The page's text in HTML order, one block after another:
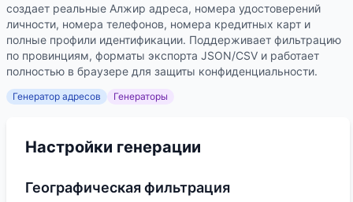
создает реальные Алжир адреса, номера удостоверений
личности, номера телефонов, номера кредитных карт и
полные профили идентификации. Поддерживает фильтрацию
по провинциям, форматы экспорта JSON/CSV и работает
полностью в браузере для защиты конфиденциальности.
Генератор адресов Генераторы
Настройки генерации
Географическая фильтрация